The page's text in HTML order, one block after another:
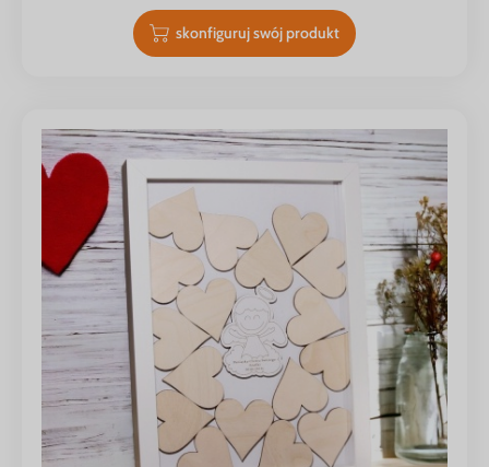
skonfiguruj swój produkt